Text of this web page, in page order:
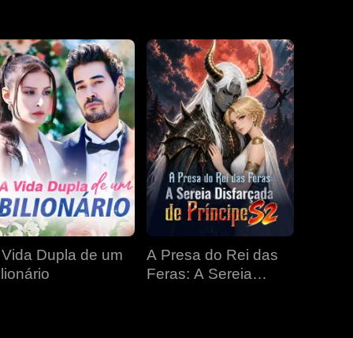
EP 34 EP 35 EP 36
EP 37 EP 38 EP 39
Dupla de um
A Presa do Rei das
Feras: A Sereia